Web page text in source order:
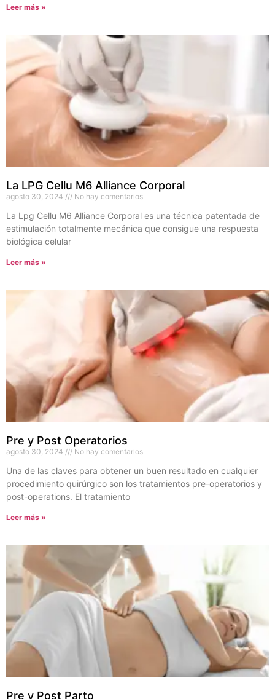
Leer más »
La LPG Cellu M6 Alliance Corporal
agosto 30, 2024 No hay comentarios
La Lpg Cellu M6 Alliance Corporal es una técnica patentada de
estimulación totalmente mecánica que consigue una respuesta
biológica celular
Leer más »
Pre y Post Operatorios
agosto 30, 2024 No hay comentarios
Una de las claves para obtener un buen resultado en cualquier
procedimiento quirúrgico son los tratamientos pre-operatorios y
post-operations. El tratamiento
Leer más »
Pre y Post Parto